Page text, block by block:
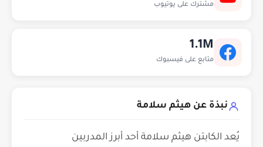
مشترك على يوتيوب
1.1M
متابع على فيسبوك
نبذة عن هيثم سلامة
يُعد الكابتن هيثم سلامة أحد أبرز المدربين